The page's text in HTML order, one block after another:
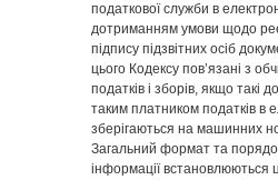
податкової служби в
дотриманням умови щодо
підпису підзвітних осіб
цього Кодексу пов’язані з
податків і зборів, якщо такі
таким платником податків в
зберігаються на машинних
Загальний формат та
інформації встановлюються